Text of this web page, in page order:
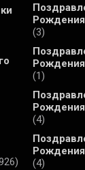
(3)
(1)
(4)
(4)